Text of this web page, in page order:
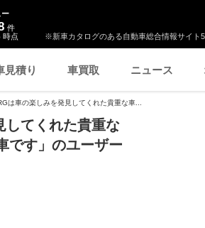
※新車カタログのある自動車総合情報サイト
ー
件
時点
見積り 車買取 ニュース
は車の楽しみを発見してくれた貴重な車...
してくれた貴重な
です」のユーザー